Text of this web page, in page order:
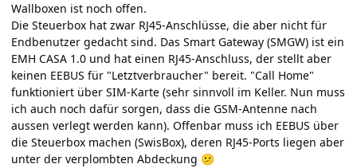
Wallboxen ist noch offen.
Die Steuerbox hat zwar RJ45-Anschlüsse, die aber nicht für
Endbenutzer gedacht sind. Das Smart Gateway (SMGW) ist ein
EMH CASA 1.0 und hat einen RJ45-Anschluss, der stellt aber
keinen EEBUS für "Letztverbraucher" bereit. "Call Home"
funktioniert über SIM-Karte (sehr sinnvoll im Keller. Nun muss
ich auch noch dafür sorgen, dass die GSM-Antenne nach
aussen verlegt werden kann). Offenbar muss ich EEBUS über
die Steuerbox machen (SwisBox), deren RJ45-Ports liegen aber
unter der verplombten Abdeckung 😕